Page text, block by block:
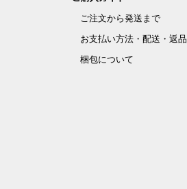
ご注文から発送まで
お支払い方法・配送・返品
梱包について